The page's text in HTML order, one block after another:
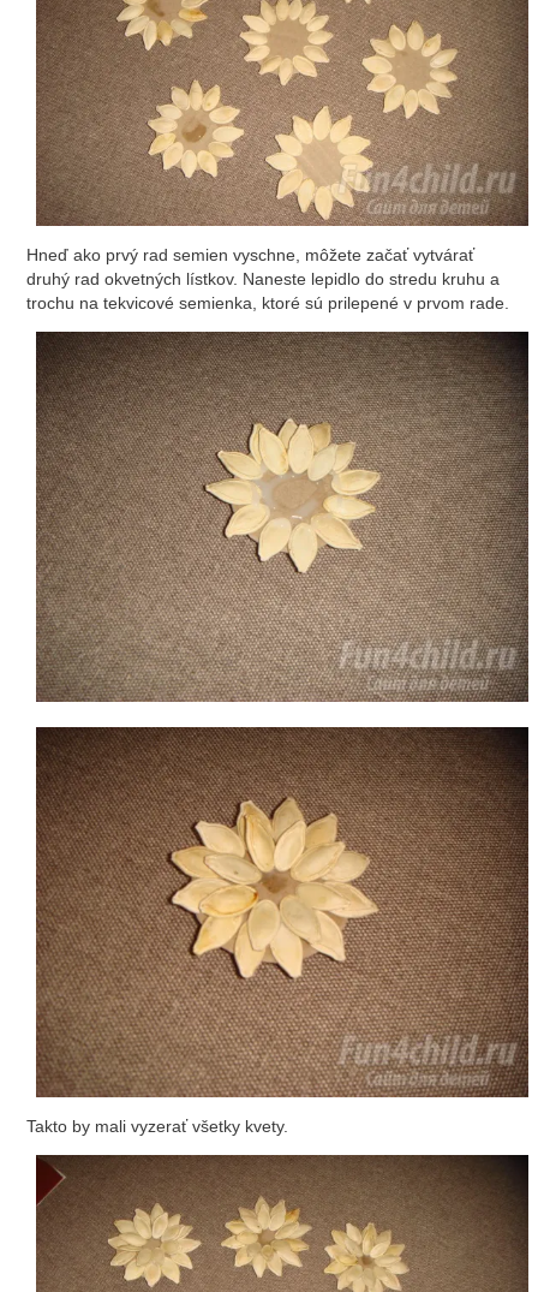
Hneď ako prvý rad semien vyschne, môžete začať vytvárať
druhý rad okvetných lístkov. Naneste lepidlo do stredu kruhu a
trochu na tekvicové semienka, ktoré sú prilepené v prvom rade.
Takto by mali vyzerať všetky kvety.